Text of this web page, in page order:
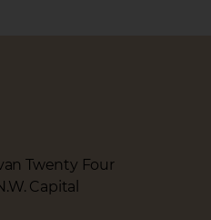
Twenty Four
Capital